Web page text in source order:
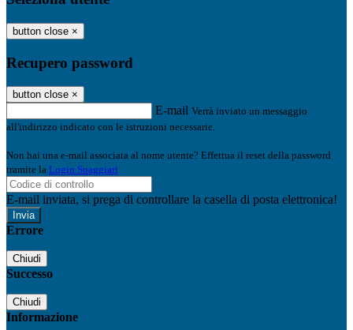
button close ×
Recupero password
button close ×
E-mail Verrà inviato un messaggio
all'indirizzo indicato con le istruzioni necessarie.
Non hai una e-mail associata al nome utente? Effettua il reset della password
tramite la Login Spaggiari
E-mail inviata, si prega di controllare la casella di posta elettronica!
Errore
Chiudi
Successo
Chiudi
Informazione